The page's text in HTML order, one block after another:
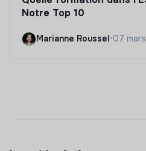
Notre Top 10
Marianne Roussel•07